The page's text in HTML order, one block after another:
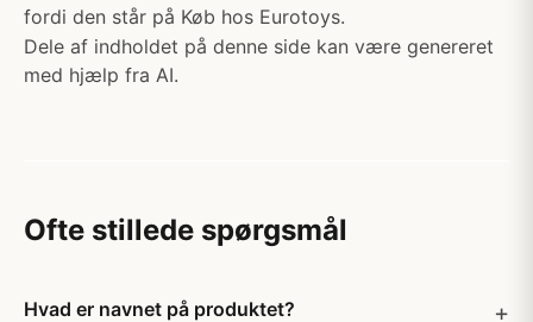
fordi den står på Køb hos Eurotoys.
Dele af indholdet på denne side kan være genereret
med hjælp fra AI.
Ofte stillede spørgsmål
Hvad er navnet på produktet?